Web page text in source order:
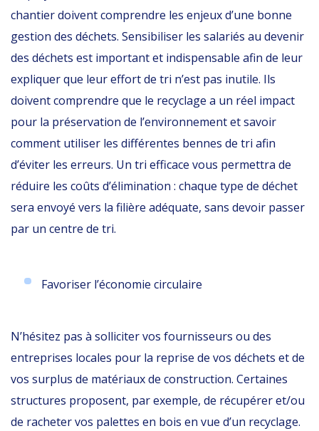
chantier doivent comprendre les enjeux d’une bonne
gestion des déchets. Sensibiliser les salariés au devenir
des déchets est important et indispensable afin de leur
expliquer que leur effort de tri n’est pas inutile. Ils
doivent comprendre que le recyclage a un réel impact
pour la préservation de l’environnement et savoir
comment utiliser les différentes bennes de tri afin
d’éviter les erreurs. Un tri efficace vous permettra de
réduire les coûts d’élimination : chaque type de déchet
sera envoyé vers la filière adéquate, sans devoir passer
par un centre de tri.
Favoriser l’économie circulaire
N’hésitez pas à solliciter vos fournisseurs ou des
entreprises locales pour la reprise de vos déchets et de
vos surplus de matériaux de construction. Certaines
structures proposent, par exemple, de récupérer et/ou
de racheter vos palettes en bois en vue d’un recyclage.